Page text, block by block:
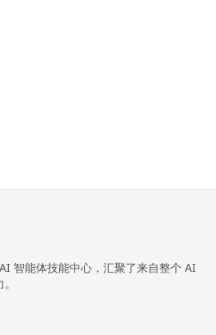
智能体技能中心，汇聚了来自整个 AI